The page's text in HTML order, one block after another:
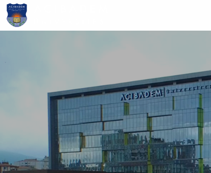
Ana
içeriğe
atla